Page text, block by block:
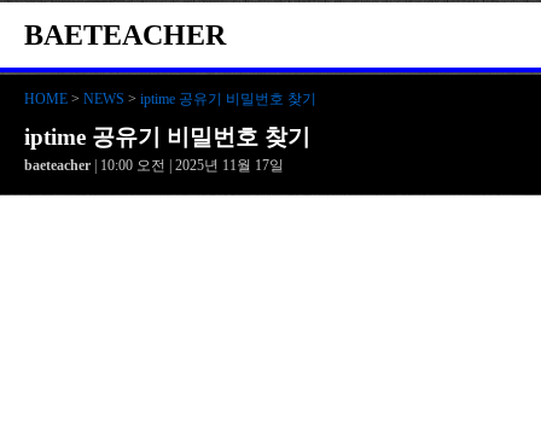
BAETEACHER
HOME > NEWS > iptime 공유기 비밀번호 찾기
iptime 공유기 비밀번호 찾기
baeteacher | 10:00 오전 | 2025년 11월 17일